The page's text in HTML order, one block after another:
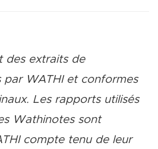
des extraits de
par WATHI et conformes
Les rapports utilisés
Wathinotes sont
compte tenu de leur